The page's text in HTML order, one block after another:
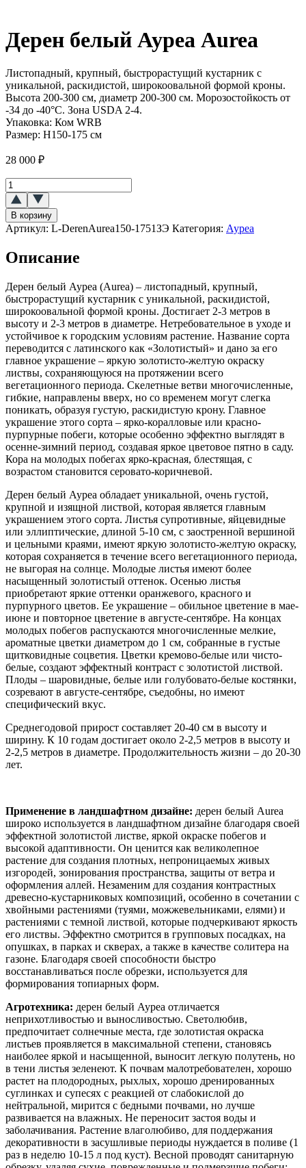
Дерен белый Ауреа Aurea
Листопадный, крупный, быстрорастущий кустарник с
уникальной, раскидистой, широкоовальной формой кроны.
Высота 200-300 см, диаметр 200-300 см. Морозостойкость от
-34 до -40°C. Зона USDA 2-4.
Упаковка: Ком WRB
Размер: H150-175 см
28 000 ₽
Количество
товара
Дерен
белый
Ауреа
В корзину
Артикул: L-DerenAurea150-1751ЗЭ Категория: Ауреа
Описание
Дерен белый Ауреа (Aurea) – листопадный, крупный,
быстрорастущий кустарник с уникальной, раскидистой,
широкоовальной формой кроны. Достигает 2-3 метров в
высоту и 2-3 метров в диаметре. Нетребовательное в уходе и
устойчивое к городским условиям растение. Название сорта
переводится с латинского как «Золотистый» и дано за его
главное украшение – яркую золотисто-желтую окраску
листвы, сохраняющуюся на протяжении всего
вегетационного периода. Скелетные ветви многочисленные,
гибкие, направлены вверх, но со временем могут слегка
поникать, образуя густую, раскидистую крону. Главное
украшение этого сорта – ярко-коралловые или красно-
пурпурные побеги, которые особенно эффектно выглядят в
осенне-зимний период, создавая яркое цветовое пятно в саду.
Кора на молодых побегах ярко-красная, блестящая, с
возрастом становится серовато-коричневой.
Дерен белый Ауреа обладает уникальной, очень густой,
крупной и изящной листвой, которая является главным
украшением этого сорта. Листья супротивные, яйцевидные
или эллиптические, длиной 5-10 см, с заостренной вершиной
и цельными краями, имеют яркую золотисто-желтую окраску,
которая сохраняется в течение всего вегетационного периода,
не выгорая на солнце. Молодые листья имеют более
насыщенный золотистый оттенок. Осенью листья
приобретают яркие оттенки оранжевого, красного и
пурпурного цветов. Ее украшение – обильное цветение в мае-
июне и повторное цветение в августе-сентябре. На концах
молодых побегов распускаются многочисленные мелкие,
ароматные цветки диаметром до 1 см, собранные в густые
щитковидные соцветия. Цветки кремово-белые или чисто-
белые, создают эффектный контраст с золотистой листвой.
Плоды – шаровидные, белые или голубовато-белые костянки,
созревают в августе-сентябре, съедобны, но имеют
специфический вкус.
Среднегодовой прирост составляет 20-40 см в высоту и
ширину. К 10 годам достигает около 2-2,5 метров в высоту и
2-2,5 метров в диаметре. Продолжительность жизни – до 20-30
лет.
Применение в ландшафтном дизайне: дерен белый Aurea
широко используется в ландшафтном дизайне благодаря своей
эффектной золотистой листве, яркой окраске побегов и
высокой адаптивности. Он ценится как великолепное
растение для создания плотных, непроницаемых живых
изгородей, зонирования пространства, защиты от ветра и
оформления аллей. Незаменим для создания контрастных
древесно-кустарниковых композиций, особенно в сочетании с
хвойными растениями (туями, можжевельниками, елями) и
растениями с темной листвой, которые подчеркивают яркость
его листвы. Эффектно смотрится в групповых посадках, на
опушках, в парках и скверах, а также в качестве солитера на
газоне. Благодаря своей способности быстро
восстанавливаться после обрезки, используется для
формирования топиарных форм.
Агротехника: дерен белый Ауреа отличается
неприхотливостью и выносливостью. Светолюбив,
предпочитает солнечные места, где золотистая окраска
листьев проявляется в максимальной степени, становясь
наиболее яркой и насыщенной, выносит легкую полутень, но
в тени листья зеленеют. К почвам малотребователен, хорошо
растет на плодородных, рыхлых, хорошо дренированных
суглинках и супесях с реакцией от слабокислой до
нейтральной, мирится с бедными почвами, но лучше
развивается на влажных. Не переносит застоя воды и
заболачивания. Растение влаголюбиво, для поддержания
декоративности в засушливые периоды нуждается в поливе (1
раз в неделю 10-15 л под куст). Весной проводят санитарную